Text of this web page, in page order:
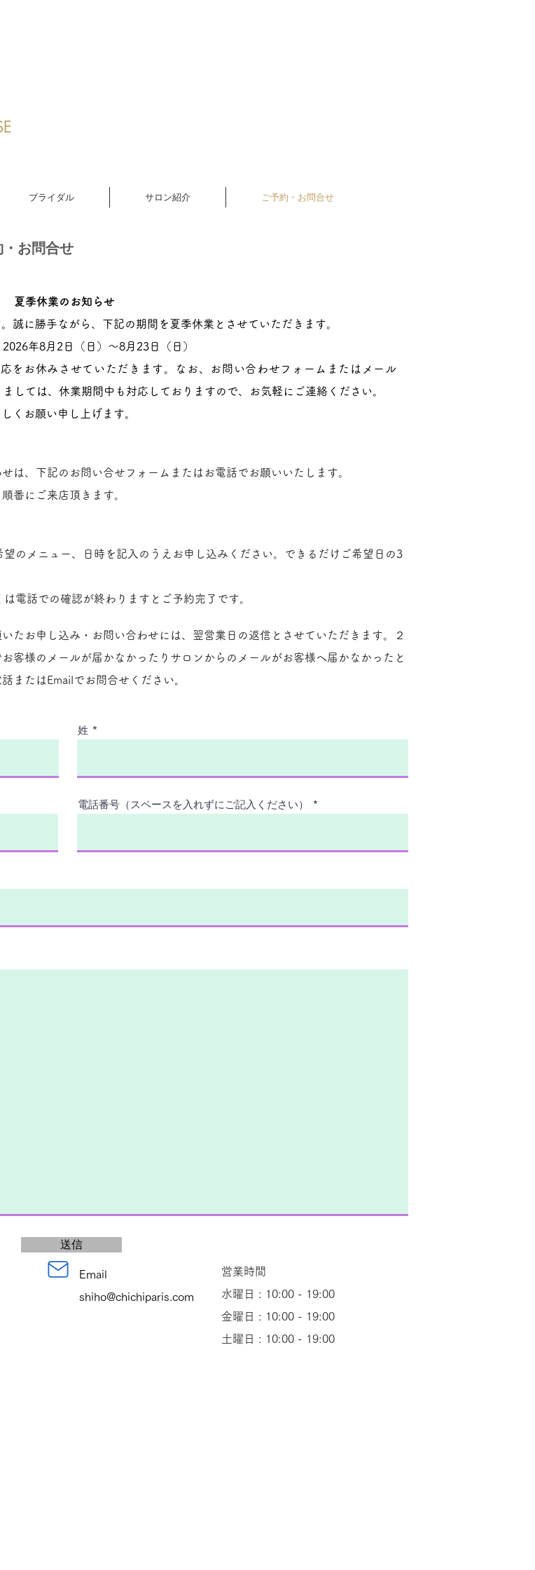
ブライダル サロン紹介 ご予約・お問合せ
・お問合せ
夏季休業のお知らせ
誠に勝手ながら、下記の期間を夏季休業とさせていただきます。
2026年8月2日（日）～8月23日（日）
をお休みさせていただきます。なお、お問い合わせフォームまたはメール
しては、休業期間中も対応しておりますので、お気軽にご連絡ください。
くお願い申し上げます。
は、下記のお問い合せフォームまたはお電話でお願いいたします。
番にご来店頂きます。
のメニュー、日時を記入のうえお申し込みください。できるだけご希望日の3
電話での確認が終わりますとご予約完了です。
たお申し込み・お問い合わせには、翌営業日の返信とさせていただきます。２
客様のメールが届かなかったりサロンからのメールがお客様へ届かなかったと
またはEmailでお問合せください。
姓
電話番号（スペースを入れずにご記入ください）
送信
Email
shiho@chichiparis.com
営業時間
水曜日 : 10:00 - 19:00​
金曜日 : 10:00 - 19:00​
土曜日 : 10:00 - 19:00​